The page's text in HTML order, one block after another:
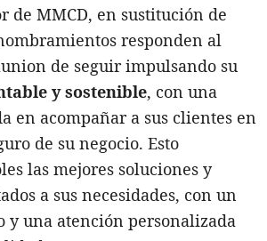
de MMCD, en sustitución de
responden al
de seguir impulsando su
y sostenible, con una
en acompañar a sus clientes en
de su negocio. Esto
las mejores soluciones y
a sus necesidades, con un
y una atención personalizada